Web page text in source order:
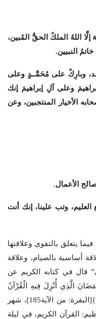
إلَّا اللهُ الملكُ الحقُّ المُبين،
النبيين.
وبارِكْ على مُحَمَّــدٍ وعلى
وعلى آلِ إبراهيمَ إنك
الأخيار المنتجبين، وعن
الأعمال.
العليم، وتب علينا، إنك أنت
يتعلق بالتقوى وعلاقتها
أساسية بالصيام، وعلاقة
قال في كتابه الكريم عن
الَّذِي أُنْزِلَ فِيهِ الْقُرْآنُ
هُدًى لِلنَّاسِ وَبَيِّنَاتٍ مِنَ الْهُدَى وَالْفُرْقَانِ}[البقرة: من الآية185]، شهر
القرآن الكريم، في ليلة